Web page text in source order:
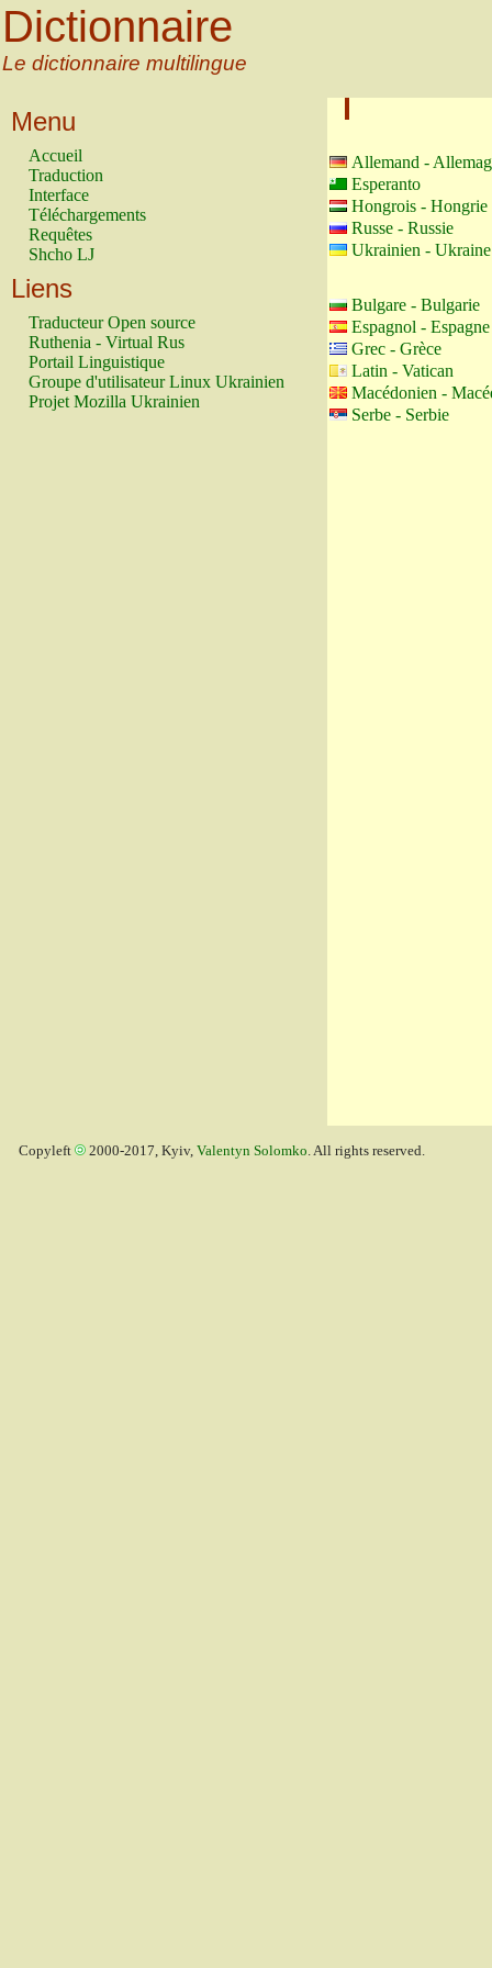
Dictionnaire
Le dictionnaire multilingue
Menu
Accueil
Traduction
Interface
Téléchargements
Requêtes
Shcho LJ
Liens
Traducteur Open source
Ruthenia - Virtual Rus
Portail Linguistique
Groupe d'utilisateur Linux Ukrainien
Projet Mozilla Ukrainien
Allemand -
Esperanto
Hongrois - Hongrie
Russe - Russie
Ukrainien - Ukraine
Bulgare - Bulgarie
Espagnol - Espagne
Grec - Grèce
Latin - Vatican
Macédonien -
Serbe - Serbie
Copyleft 2000-2017, Kyiv, Valentyn Solomko. All rights reserved.